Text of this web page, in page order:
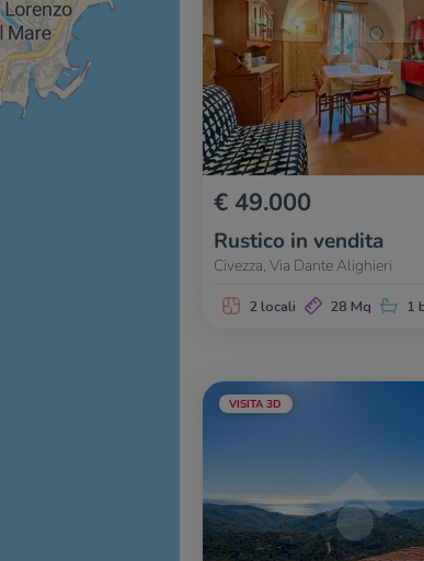
€ 49.000
Rustico in vendita
Civezza, Via Dante Alighieri
2 locali 28 Mq 1
VISITA 3D